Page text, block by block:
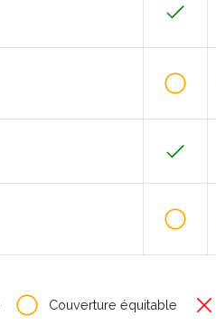
Couverture équitable